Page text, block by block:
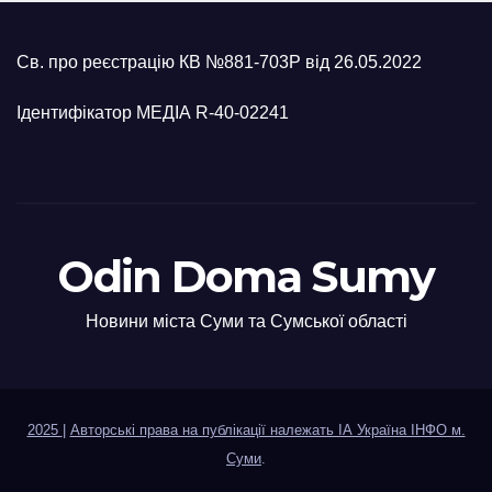
Св. про реєстрацію КВ №881-703Р від 26.05.2022
Ідентифікатор МЕДІА R-40-02241
Odin Doma Sumy
Новини міста Суми та Сумської області
2025
Авторські права на публікації належать ІА Україна ІНФО м.
Суми.